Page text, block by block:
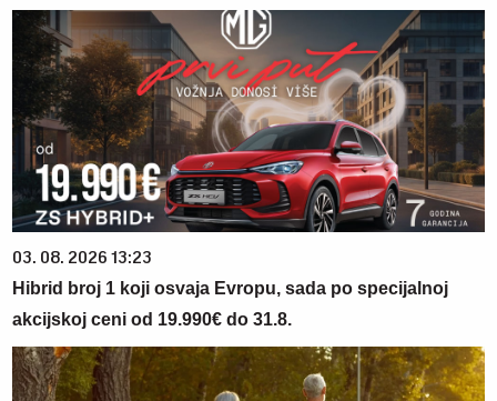
03. 08. 2026 13:23
Hibrid broj 1 koji osvaja Evropu, sada po specijalnoj
akcijskoj ceni od 19.990€ do 31.8.